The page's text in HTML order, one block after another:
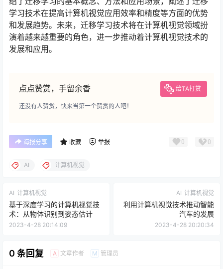
学习技术在提高计算机视觉应用效率和精度等方面的优势
和发展趋势。未来，迁移学习技术将在计算机视觉领域扮
演着越来越重要的角色，进一步推动着计算机视觉技术的
发展和应用。
点点赞赏，手留余香 给TA打赏
还没有人赞赏，快来当第一个赞赏的人吧！
海报分享 收藏 举报 0 0
AI 计算机视觉
AI 计算机视觉
基于深度学习的计算机视觉技
术：从物体识别到姿态估计
2023-4-28 20:14:09
AI 计算机视觉
利用计算机视觉技术推动智能
汽车的发展
2023-4-28 20:20:34
0 条回复 A 文章作者 M 管理员